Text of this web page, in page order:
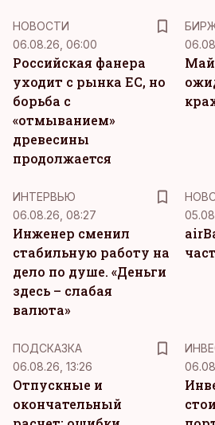
НОВОСТИ
06.08.26, 06:00
Российская фанера
уходит с рынка ЕС, но
борьба с
«отмыванием»
древесины
продолжается
ИНТЕРВЬЮ
06.08.26, 08:27
Инженер сменил
стабильную работу на
дело по душе. «Деньги
здесь – слабая
валюта»
ПОДСКАЗКА
06.08.26, 13:26
Отпускные и
окончательный